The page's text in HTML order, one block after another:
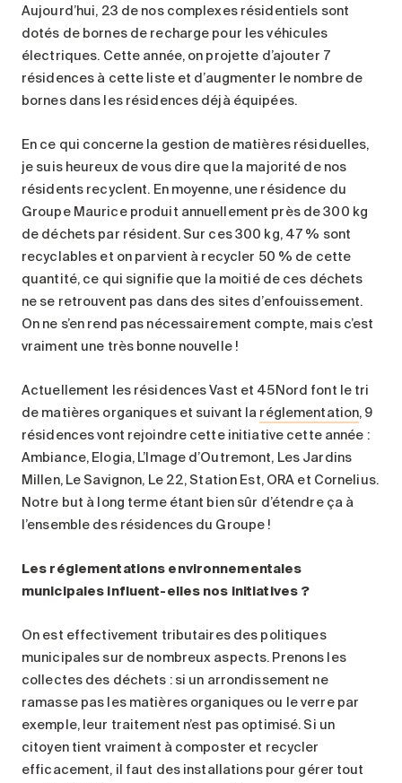
Aujourd’hui, 23 de nos complexes résidentiels sont
dotés de bornes de recharge pour les véhicules
électriques. Cette année, on projette d’ajouter 7
résidences à cette liste et d’augmenter le nombre de
bornes dans les résidences déjà équipées.
En ce qui concerne la gestion de matières résiduelles,
je suis heureux de vous dire que la majorité de nos
résidents recyclent. En moyenne, une résidence du
Groupe Maurice produit annuellement près de 300 kg
de déchets par résident. Sur ces 300 kg, 47 % sont
recyclables et on parvient à recycler 50 % de cette
quantité, ce qui signifie que la moitié de ces déchets
ne se retrouvent pas dans des sites d’enfouissement.
On ne s’en rend pas nécessairement compte, mais c’est
vraiment une très bonne nouvelle !
Actuellement les résidences Vast et 45Nord font le tri
de matières organiques et suivant la réglementation, 9
résidences vont rejoindre cette initiative cette année :
Ambiance, Elogia, L’Image d’Outremont, Les Jardins
Millen, Le Savignon, Le 22, Station Est, ORA et Cornelius.
Notre but à long terme étant bien sûr d’étendre ça à
l’ensemble des résidences du Groupe !
Les réglementations environnementales
municipales influent-elles nos initiatives ?
On est effectivement tributaires des politiques
municipales sur de nombreux aspects. Prenons les
collectes des déchets : si un arrondissement ne
ramasse pas les matières organiques ou le verre par
exemple, leur traitement n’est pas optimisé. Si un
citoyen tient vraiment à composter et recycler
efficacement, il faut des installations pour gérer tout